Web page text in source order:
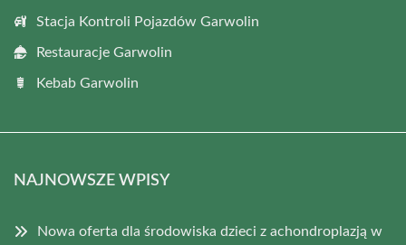
Stacja Kontroli Pojazdów Garwolin
Restauracje Garwolin
Kebab Garwolin
NAJNOWSZE WPISY
Nowa oferta dla środowiska dzieci z achondroplazją w